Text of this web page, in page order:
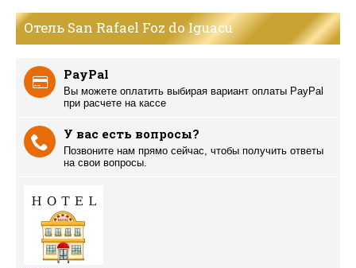
Отель San Rafael Foz do Iguacu
PayPal
Вы можете оплатить выбирая вариант оплаты PayPal
при расчете на кассе
У вас есть вопросы?
Позвоните нам прямо сейчас, чтобы получить ответы
на свои вопросы.